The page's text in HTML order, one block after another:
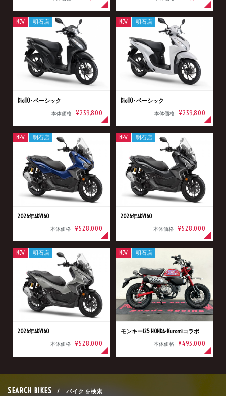
Dio110･ベーシック
本体価格 ¥239,800
NEW 明石店
Dio110･ベーシック
本体価格 ¥239,800
NEW 明石店
2026年ADV160
本体価格 ¥528,000
NEW 明石店
2026年ADV160
本体価格 ¥528,000
NEW 明石店
2026年ADV160
本体価格 ¥528,000
NEW 明石店
モンキー125 HONDA×Kuromiコラボ
本体価格 ¥493,000
NEW 明石店
SEARCH BIKES / バイクを検索